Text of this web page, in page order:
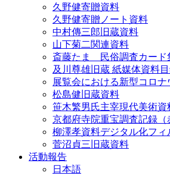
久野健寄贈資料
久野健寄贈ノート資料
中村傳三郎旧蔵資料
山下菊二関連資料
斎藤たま 民俗調査カード
及川尊雄旧蔵 紙媒体資料
展覧会における新型コロ
松島健旧蔵資料
笹木繁男氏主宰現代美術資
京都府寺院重宝調査記録
柳澤孝資料デジタル化フィ
菅沼貞三旧蔵資料
活動報告
日本語